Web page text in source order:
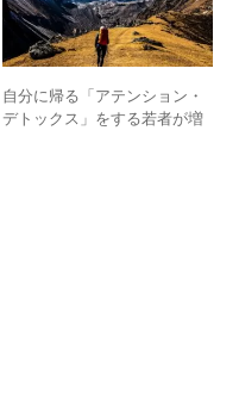
自分に帰る「アテンション・
デトックス」をする若者が増